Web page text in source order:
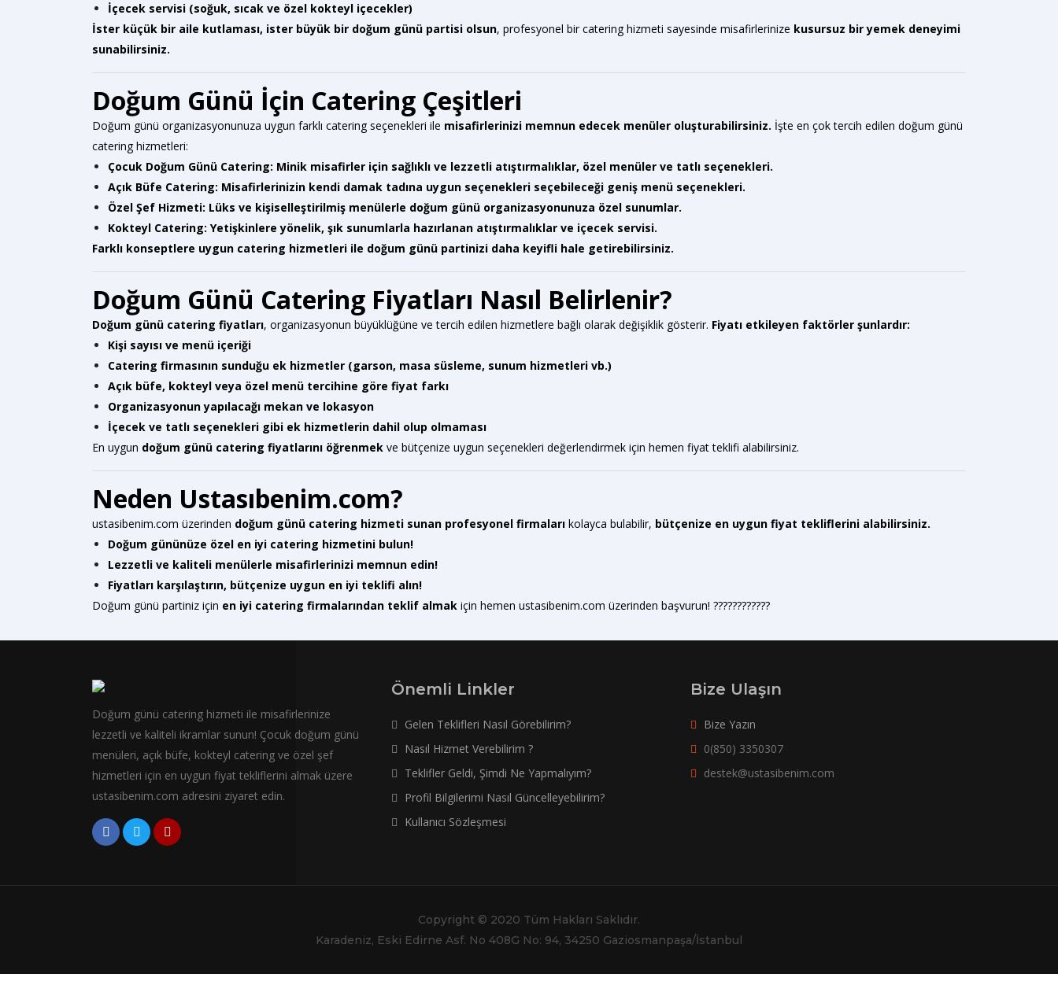
İçecek servisi (soğuk, sıcak ve özel kokteyl içecekler)
İster küçük bir aile kutlaması, ister büyük bir doğum günü partisi olsun, profesyonel bir catering hizmeti sayesinde misafirlerinize kusursuz bir yemek deneyimi
sunabilirsiniz.
Doğum Günü İçin Catering Çeşitleri
Doğum günü organizasyonunuza uygun farklı catering seçenekleri ile misafirlerinizi memnun edecek menüler oluşturabilirsiniz. İşte en çok tercih edilen doğum günü
catering hizmetleri:
Çocuk Doğum Günü Catering: Minik misafirler için sağlıklı ve lezzetli atıştırmalıklar, özel menüler ve tatlı seçenekleri.
Açık Büfe Catering: Misafirlerinizin kendi damak tadına uygun seçenekleri seçebileceği geniş menü seçenekleri.
Özel Şef Hizmeti: Lüks ve kişiselleştirilmiş menülerle doğum günü organizasyonunuza özel sunumlar.
Kokteyl Catering: Yetişkinlere yönelik, şık sunumlarla hazırlanan atıştırmalıklar ve içecek servisi.
Farklı konseptlere uygun catering hizmetleri ile doğum günü partinizi daha keyifli hale getirebilirsiniz.
Doğum Günü Catering Fiyatları Nasıl Belirlenir?
Doğum günü catering fiyatları, organizasyonun büyüklüğüne ve tercih edilen hizmetlere bağlı olarak değişiklik gösterir. Fiyatı etkileyen faktörler şunlardır:
Kişi sayısı ve menü içeriği
Catering firmasının sunduğu ek hizmetler (garson, masa süsleme, sunum hizmetleri vb.)
Açık büfe, kokteyl veya özel menü tercihine göre fiyat farkı
Organizasyonun yapılacağı mekan ve lokasyon
İçecek ve tatlı seçenekleri gibi ek hizmetlerin dahil olup olmaması
En uygun doğum günü catering fiyatlarını öğrenmek ve bütçenize uygun seçenekleri değerlendirmek için hemen fiyat teklifi alabilirsiniz.
Neden Ustasıbenim.com?
ustasibenim.com üzerinden doğum günü catering hizmeti sunan profesyonel firmaları kolayca bulabilir, bütçenize en uygun fiyat tekliflerini alabilirsiniz.
Doğum gününüze özel en iyi catering hizmetini bulun!
Lezzetli ve kaliteli menülerle misafirlerinizi memnun edin!
Fiyatları karşılaştırın, bütçenize uygun en iyi teklifi alın!
Doğum günü partiniz için en iyi catering firmalarından teklif almak için hemen ustasibenim.com üzerinden başvurun! ????????️????
Doğum günü catering hizmeti ile misafirlerinize
lezzetli ve kaliteli ikramlar sunun! Çocuk doğum günü
menüleri, açık büfe, kokteyl catering ve özel şef
hizmetleri için en uygun fiyat tekliflerini almak üzere
ustasibenim.com adresini ziyaret edin.
Önemli Linkler
Gelen Teklifleri Nasıl Görebilirim?
Nasıl Hizmet Verebilirim ?
Teklifler Geldi, Şimdi Ne Yapmalıyım?
Profil Bilgilerimi Nasıl Güncelleyebilirim?
Kullanıcı Sözleşmesi
Bize Ulaşın
Bize Yazın
0(850) 3350307
destek@ustasibenim.com
Copyright © 2020 Tüm Hakları Saklıdır.
Karadeniz, Eski Edirne Asf. No 408G No: 94, 34250 Gaziosmanpaşa/İstanbul